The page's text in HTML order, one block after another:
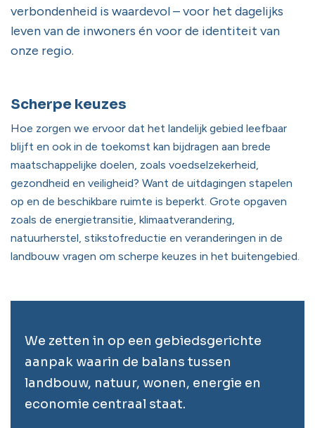
verbondenheid is waardevol – voor het dagelijks
leven van de inwoners én voor de identiteit van
onze regio.
Scherpe keuzes
Hoe zorgen we ervoor dat het landelijk gebied leefbaar
blijft en ook in de toekomst kan bijdragen aan brede
maatschappelijke doelen, zoals voedselzekerheid,
gezondheid en veiligheid? Want de uitdagingen stapelen
op en de beschikbare ruimte is beperkt. Grote opgaven
zoals de energietransitie, klimaatverandering,
natuurherstel, stikstofreductie en veranderingen in de
landbouw vragen om scherpe keuzes in het buitengebied.
We zetten in op een gebiedsgerichte
aanpak waarin de balans tussen
landbouw, natuur, wonen, energie en
economie centraal staat.